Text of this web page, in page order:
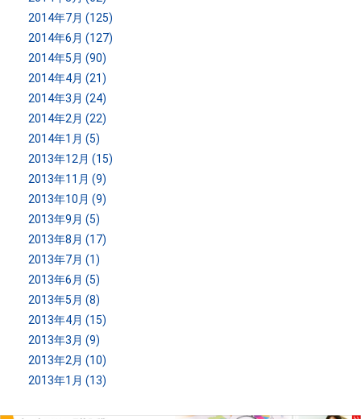
2014年7月 (125)
2014年6月 (127)
2014年5月 (90)
2014年4月 (21)
2014年3月 (24)
2014年2月 (22)
2014年1月 (5)
2013年12月 (15)
2013年11月 (9)
2013年10月 (9)
2013年9月 (5)
2013年8月 (17)
2013年7月 (1)
2013年6月 (5)
2013年5月 (8)
2013年4月 (15)
2013年3月 (9)
2013年2月 (10)
2013年1月 (13)